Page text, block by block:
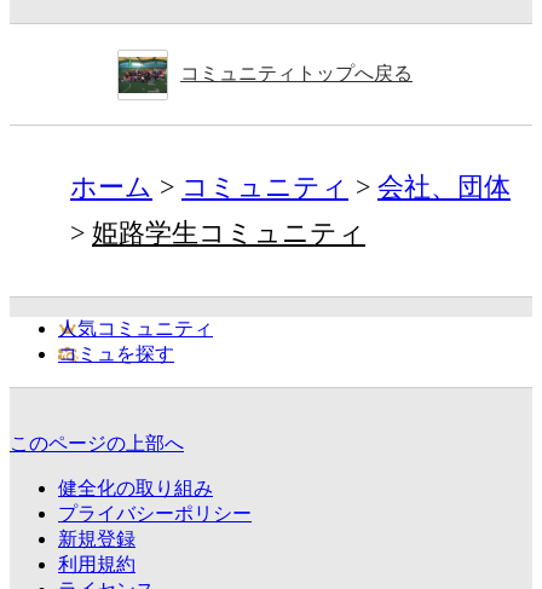
コミュニティトップへ戻る
ホーム コミュニティ
会社、団体
姫路学生コミュニティ
人気コミュニティ
コミュを探す
このページの上部へ
健全化の取り組み
プライバシーポリシー
新規登録
利用規約